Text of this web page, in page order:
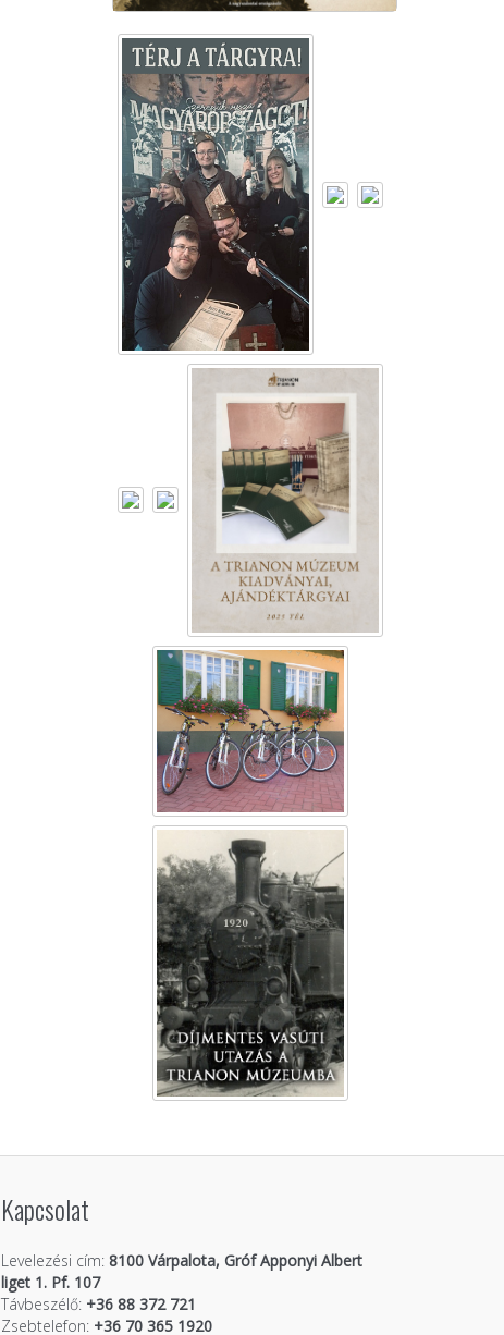
Kapcsolat
Levelezési cím: 8100 Várpalota, Gróf Apponyi Albert
liget 1. Pf. 107
Távbeszélő: +36 88 372 721
Zsebtelefon: +36 70 365 1920